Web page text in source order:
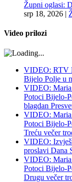
Župni oglasi:
srp 18, 2026 |
Video prilozi
VIDEO: RTV
Bijelo Polje u
VIDEO: Maria
Potoci Bijelo-
blagdan
VIDEO: Maria
Potoci Bijelo-
Treću večer
VIDEO:
proslavi Dana
VIDEO: Maria
Potoci Bijelo-
Drugu večer